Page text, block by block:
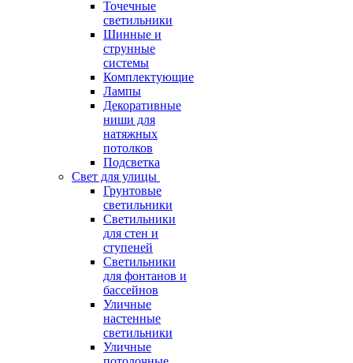
Точечные
светильники
Шинные и
струнные
системы
Комплектующие
Лампы
Декоративные
ниши для
натяжных
потолков
Подсветка
Свет для улицы
Грунтовые
светильники
Светильники
для стен и
ступеней
Светильники
для фонтанов и
бассейнов
Уличные
настенные
светильники
Уличные